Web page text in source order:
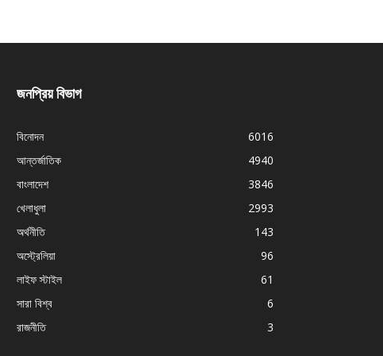
জনপ্রিয় বিভাগ
বিনোদন
6016
আন্তর্জাতিক
4940
বাংলাদেশ
3846
খেলাধুলা
2993
অর্থনীতি
143
অস্ট্রেলিয়া
96
লাইফ স্টাইল
61
সারা বিশ্ব
6
রাজনীতি
3